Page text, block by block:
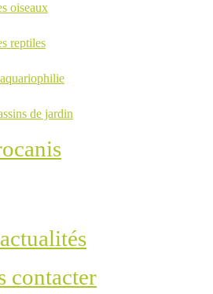
oiseaux
reptiles
de jardin
contacter